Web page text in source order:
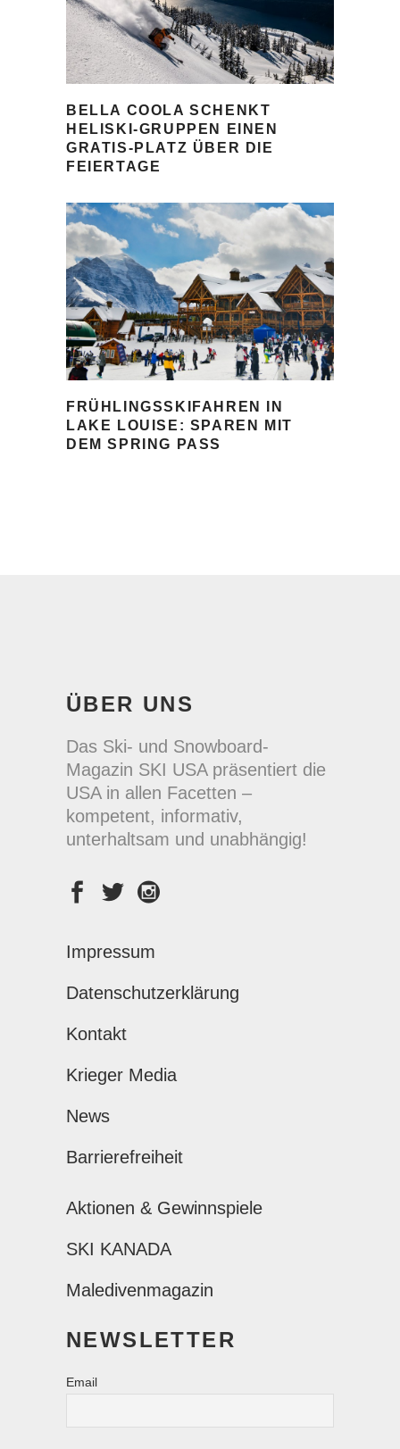
BELLA COOLA SCHENKT
HELISKI-GRUPPEN EINEN
GRATIS-PLATZ ÜBER DIE
FEIERTAGE
FRÜHLINGSSKIFAHREN IN
LAKE LOUISE: SPAREN MIT
DEM SPRING PASS
ÜBER UNS
Das Ski- und Snowboard-
Magazin SKI USA präsentiert die
USA in allen Facetten –
kompetent, informativ,
unterhaltsam und unabhängig!
Impressum
Datenschutzerklärung
Kontakt
Krieger Media
News
Barrierefreiheit
Aktionen & Gewinnspiele
SKI KANADA
Maledivenmagazin
NEWSLETTER
Email